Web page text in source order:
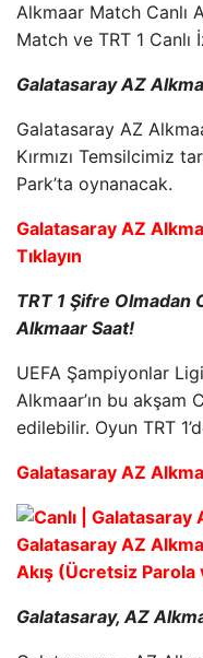
Alkmaar Match Canlı
Match ve TRT 1 Canlı
Galatasaray AZ
Galatasaray AZ
Kırmızı Temsilcimiz
Park’ta oynanacak.
Galatasaray AZ
Tıklayın
TRT 1 Şifre Olmadan
Alkmaar Saat!
UEFA Şampiyonlar
Alkmaar’ın bu akşam
edilebilir. Oyun TRT
Galatasaray AZ
Galatasaray, AZ